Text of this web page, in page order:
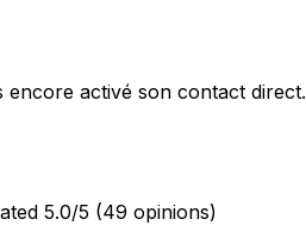
encore activé son contact direct.
5.0/5 (49 opinions)